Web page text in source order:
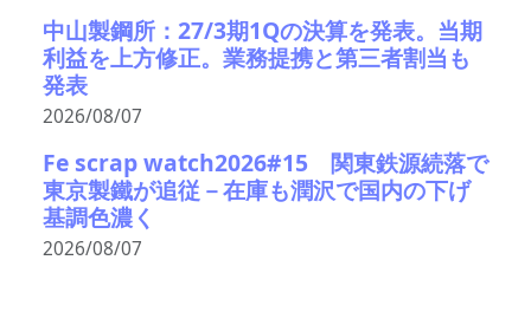
中山製鋼所：27/3期1Qの決算を発表。当期
利益を上方修正。業務提携と第三者割当も
発表
2026/08/07
Fe scrap watch2026#15 関東鉄源続落で
東京製鐵が追従－在庫も潤沢で国内の下げ
基調色濃く
2026/08/07